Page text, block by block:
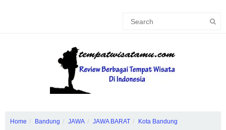
Home Bandung JAWA JAWA BARAT Kota Bandung